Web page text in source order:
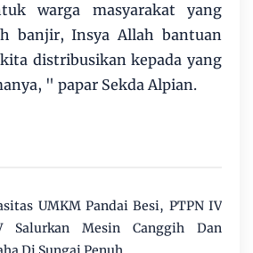
warga masyarakat yang
banjir, Insya Allah bantuan
distribusikan kepada yang
" papar Sekda Alpian.
UMKM Pandai Besi, PTPN IV
Salurkan Mesin Canggih Dan